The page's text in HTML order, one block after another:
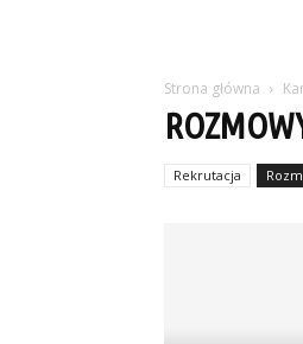
Strona główna
Rekrutacja